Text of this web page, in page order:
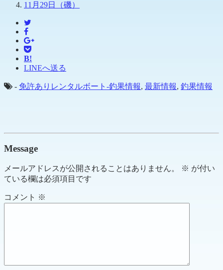
11月29日（磯）
B!
LINEへ送る
- 免許ありレンタルボート-釣果情報, 最新情報, 釣果情報
Message
メールアドレスが公開されることはありません。 ※ が付い
ている欄は必須項目です
コメント ※